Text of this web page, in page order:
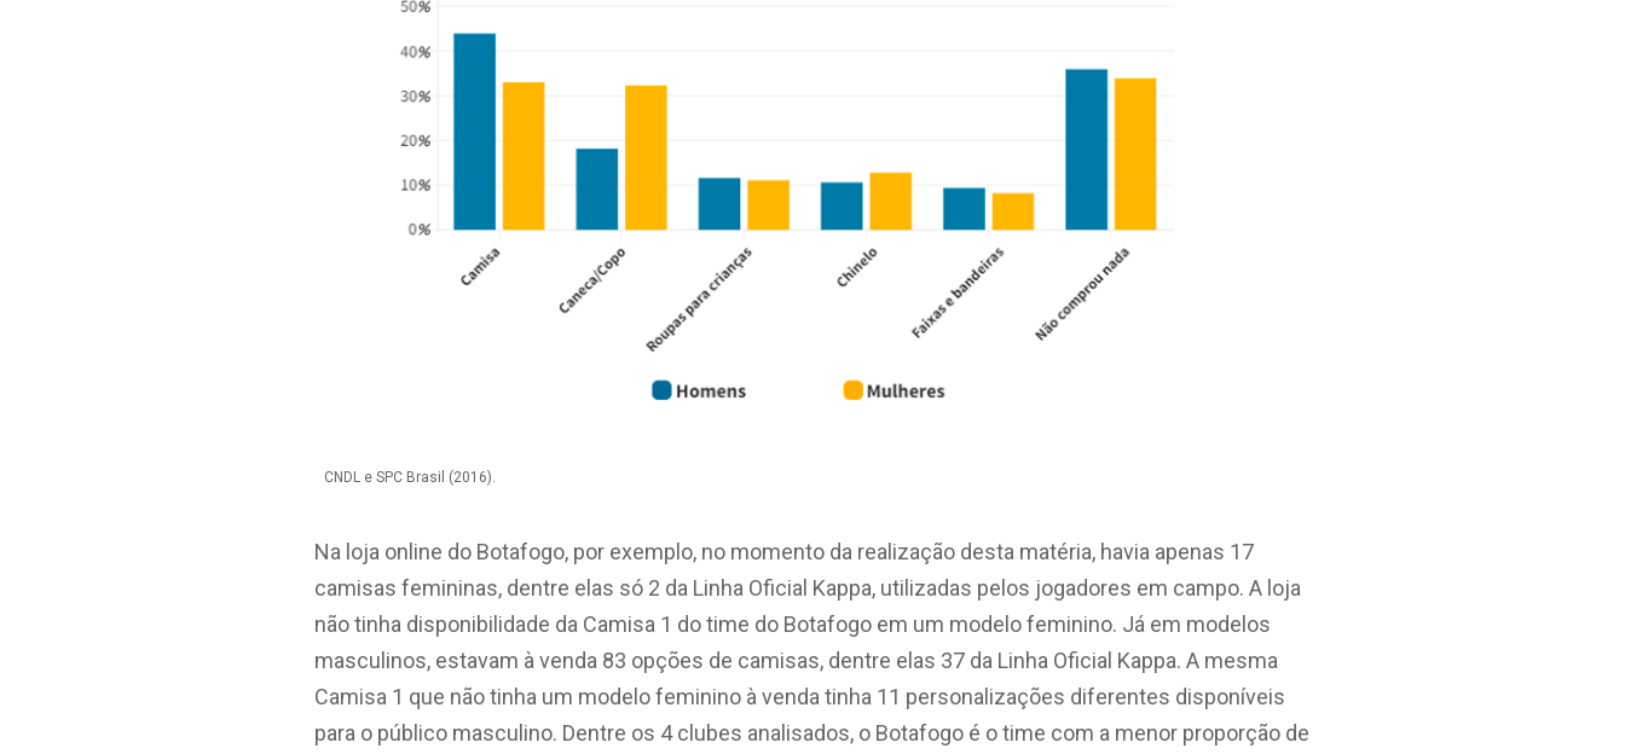
CNDL e SPC Brasil (2016).
Na loja online do Botafogo, por exemplo, no momento da realização desta matéria, havia apenas 17
camisas femininas, dentre elas só 2 da Linha Oficial Kappa, utilizadas pelos jogadores em campo. A loja
não tinha disponibilidade da Camisa 1 do time do Botafogo em um modelo feminino. Já em modelos
masculinos, estavam à venda 83 opções de camisas, dentre elas 37 da Linha Oficial Kappa. A mesma
Camisa 1 que não tinha um modelo feminino à venda tinha 11 personalizações diferentes disponíveis
para o público masculino. Dentre os 4 clubes analisados, o Botafogo é o time com a menor proporção de